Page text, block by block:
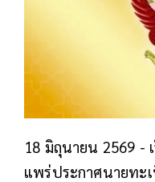
18 มิถุนายน 2569 -
แพร่ประกาศนายทะเ